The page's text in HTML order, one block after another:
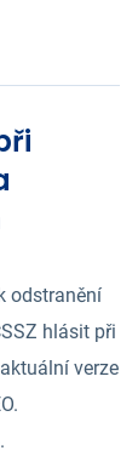
odstranění
hlásit při
verze